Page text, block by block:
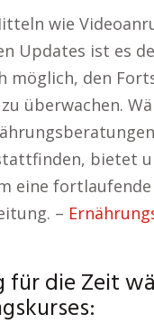
wie
Updates ist es
möglich, den
überwachen.
bietet
eine fortlaufende
–
für die Zeit